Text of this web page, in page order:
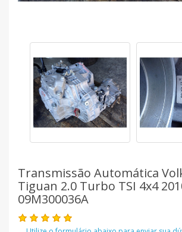
Transmissão Automática
Tiguan 2.0 Turbo TSI 4x4
09M300036A